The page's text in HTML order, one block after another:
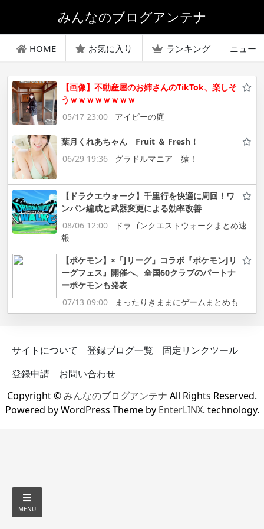
みんなのブログアンテナ
HOME お気に入り ランキング ニュー
【画像】不動産屋のお姉さんのTikTok、楽しそ
うｗｗｗｗｗｗｗｗ
05/17 23:00
アイビーの庭
葉月くれあちゃん Fruit ＆ Fresh！
06/29 19:36
グラドルマニア 猿！
【ドラクエウォーク】千里行を快適に周回！ワ
ンパン編成と武器変更による効率改善
08/06 12:00
ドラゴンクエストウォークまとめ速
報
【ポケモン】×「Jリーグ」コラボ『ポケモンJリ
ーグフェス』開催へ。全国60クラブのパートナ
ーポケモンも発表
07/13 09:00
まったりきままにゲームまとめも
サイトについて 登録ブログ一覧
固定リンクツール
登録申請
お問い合わせ
Copyright ©みんなのブログアンテナ All Rights Reserved.
Powered by WordPress Theme by EnterLINX. technology.
MENU